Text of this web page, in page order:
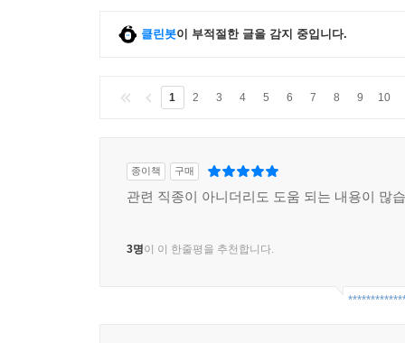
클린봇이 부적절한 글을 감지 중입니다.
1 2 3 4 5 6 7 8 9 10
종이책 구매
관련 직종이 아니더리도 도움 되는 내용이 많
3명이 이 한줄평을 추천합니다.